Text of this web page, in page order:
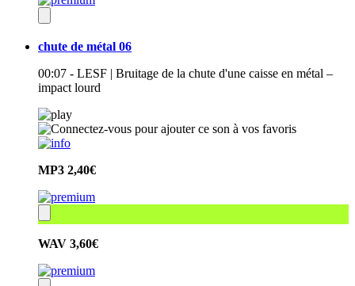
chute de métal 06
00:07 - LESF | Bruitage de la chute d'une caisse en métal –
impact lourd
MP3 2,40€
WAV 3,60€